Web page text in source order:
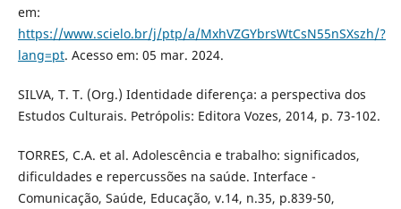
em:
https://www.scielo.br/j/ptp/a/MxhVZGYbrsWtCsN55nSXszh/?
lang=pt. Acesso em: 05 mar. 2024.
SILVA, T. T. (Org.) Identidade diferença: a perspectiva dos
Estudos Culturais. Petrópolis: Editora Vozes, 2014, p. 73-102.
TORRES, C.A. et al. Adolescência e trabalho: significados,
dificuldades e repercussões na saúde. Interface -
Comunicação, Saúde, Educação, v.14, n.35, p.839-50,